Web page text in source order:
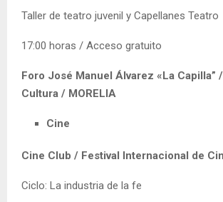
Taller de teatro juvenil y Capellanes Teatro
17:00 horas / Acceso gratuito
Foro José Manuel Álvarez «La Capilla”
Cultura / MORELIA
Cine
Cine Club / Festival Internacional de
Ciclo: La industria de la fe